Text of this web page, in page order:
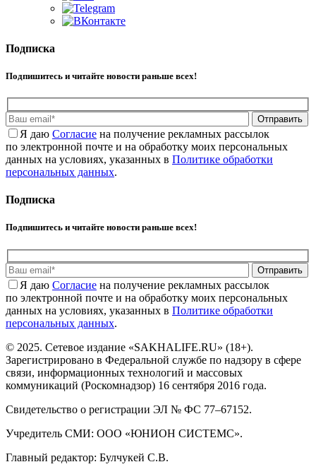
Подписка
Подпишитесь и читайте новости раньше всех!
Отправить
Я даю Cогласие на получение рекламных рассылок
по электронной почте и на обработку моих персональных
данных на условиях, указанных в Политике обработки
персональных данных.
Подписка
Подпишитесь и читайте новости раньше всех!
Отправить
Я даю Cогласие на получение рекламных рассылок
по электронной почте и на обработку моих персональных
данных на условиях, указанных в Политике обработки
персональных данных.
© 2025. Сетевое издание «SAKHALIFE.RU» (18+).
Зарегистрировано в Федеральной службе по надзору в сфере
связи, информационных технологий и массовых
коммуникаций (Роскомнадзор) 16 сентября 2016 года.
Свидетельство о регистрации ЭЛ № ФС 77–67152.
Учредитель СМИ: ООО «ЮНИОН СИСТЕМС».
Главный редактор: Булчукей С.В.